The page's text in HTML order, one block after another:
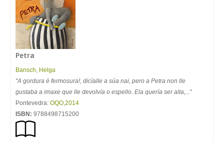
Petra
Bansch, Helga
"A gordura é fermosura!, dicíalle a súa nai, pero a Petra non lle
gustaba a imaxe que lle devolvía o espello. Ela quería ser alta,..."
Pontevedra: OQO,2014
ISBN: 9788498715200